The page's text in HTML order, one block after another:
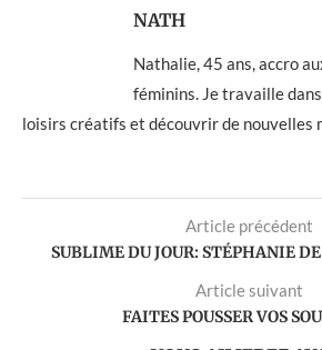
NATH
Nathalie, 45 ans, accro
féminins. Je travaille
loisirs créatifs et découvrir de nouvelles
Article précédent
SUBLIME DU JOUR: STÉPHANIE
Article suivant
FAITES POUSSER VOS